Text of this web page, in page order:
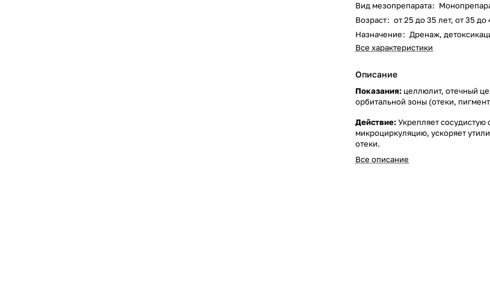
Вид мезопрепарата:
Возраст: от 25 до 35 лет, от 35
Назначение: Дренаж,
Все характеристики
Описание
Показания: целлюлит, отечный
орбитальной зоны (отеки,
Действие:Укрепляет сосудистую
микроциркуляцию, ускоряет
отеки.
Все описание